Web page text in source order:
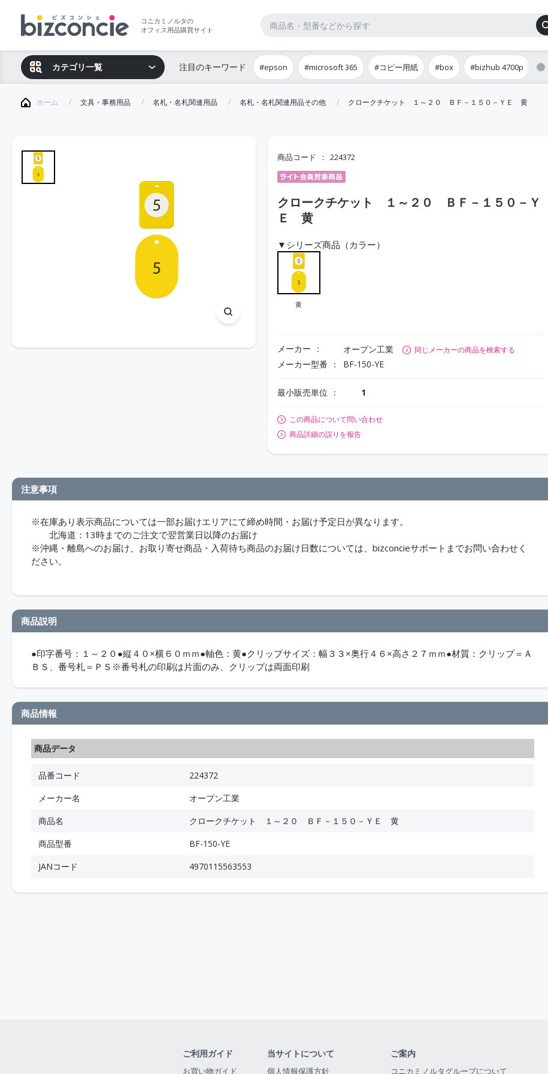
コニカミノルタの
オフィス用品購買サイト
カテゴリ一覧 注目のキーワード #epson #microsoft 365 #コピー用紙 #box #bizhub 4700p
ホーム 文具・事務用品 名札・名札関連用品 名札・名札関連用品その他 クロークチケット １～２０ ＢＦ－１５０－ＹＥ 黄
商品コード 224372
クロークチケット １～２０ ＢＦ－１５０－Ｙ
Ｅ 黄
▼シリーズ商品（カラー）
黄
メーカー オープン工業 同じメーカーの商品を検索する
メーカー型番 BF-150-YE
最小販売単位 1
この商品について問い合わせ
商品詳細の誤りを報告
注意事項
※在庫あり表示商品については一部お届けエリアにて締め時間・お届け予定日が異なります。
北海道：13時までのご注文で翌営業日以降のお届け
※沖縄・離島へのお届け、お取り寄せ商品・入荷待ち商品のお届け日数については、bizconcieサポートまでお問い合わせく
ださい。
商品説明
●印字番号：１～２０●縦４０×横６０ｍｍ●軸色：黄●クリップサイズ：幅３３×奥行４６×高さ２７ｍｍ●材質：クリップ＝Ａ
ＢＳ、番号札＝ＰＳ※番号札の印刷は片面のみ、クリップは両面印刷
商品情報
商品データ
品番コード
224372
メーカー名
オープン工業
商品名
クロークチケット １～２０ ＢＦ－１５０－ＹＥ 黄
商品型番
BF-150-YE
JANコード
4970115563553
ご利用ガイド
お買い物ガイド
当サイトについて
個人情報保護方針
ご案内
コニカミノルタグループについて